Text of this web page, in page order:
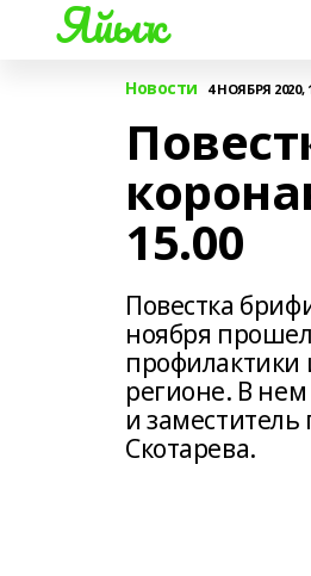
Яйыҡ
Новости 4 НОЯБРЯ 2020,
15.00
Повестка
ноября
регионе. В
и
Скотарева.